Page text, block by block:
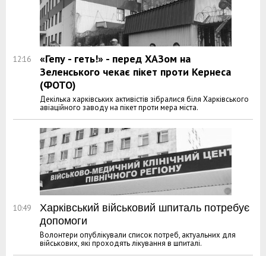
12:16
«Гепу - геть!» - перед ХАЗом на
Зеленського чекає пікет проти Кернеса
(ФОТО)
Декілька харківських активістів зібралися біля Харківського
авіаційного заводу на пікет проти мера міста.
10:49
Харківський військовий шпиталь потребує
допомоги
Волонтери опублікували список потреб, актуальних для
військових, які проходять лікування в шпиталі.